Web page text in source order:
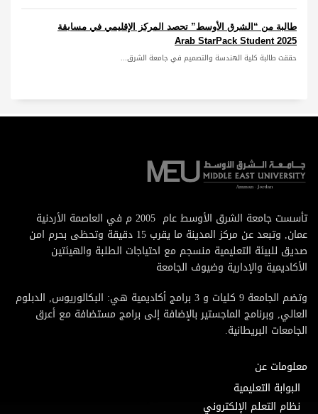
طالبة من “الشرق الأوسط” تحصد المركز الإقليمي في مسابقة
Arab StarPack Student 2025
حققت طالبة كلية الهندسة والتصميم في جامعة الشرق...
تأسست جامعة الشرق الأوسط عام 2005 م في العاصمة الأردنية
عمان, وتبعد عن مركز المدينة ما يقرب 15 دقيقة وتحظى بحرم امن
صديق للبيئة التعليمية منسجم مع احتياجات الطلبة والهيئتين
الأكاديمية والإدارية وضيوف الجامعة
وتضم الجامعة 9 كليات و 3 برامج أكاديمية هي: البكالوريوس, الدبلوم
العالي, وبرنامج الماجستير بالإضافة إلى برامج مستضافة مع أعرق
الجامعات البريطانية.
معلومات عن
البوابة التعليمية
نظام التعلم الإلكتروني